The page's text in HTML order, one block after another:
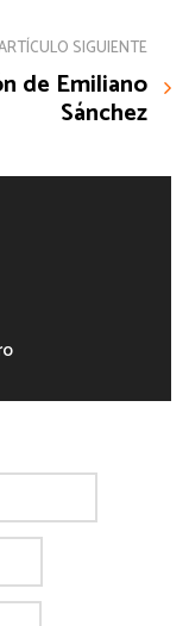
SIGUIENTE
de Emiliano
Sánchez